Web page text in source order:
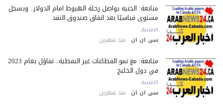
متابعة: الجنيه يواصل رحلة الهبوط أمام الدولار.. ويسجل
مستوى قياسيًا بعد اتفاق صندوق النقد
الاقتصاد
سى ان ان منذ شهرين
متابعة: مع نمو القطاعات غير النفطية.. تفاؤل بعام 2023
في دول الخليج
الاقتصاد
سى ان ان منذ شهرين